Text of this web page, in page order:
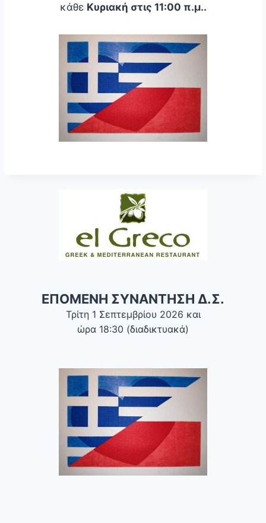
κάθε Κυριακή στις 11:00 π.μ..
ΕΠΟΜΕΝΗ ΣΥΝΑΝΤΗΣΗ Δ.Σ.
Τρίτη 1 Σεπτεμβρίου 2026 και
ώρα 18:30 (διαδικτυακά)